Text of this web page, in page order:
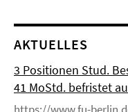
AKTUELLES
3 Positionen Stud.
41 MoStd. befristet